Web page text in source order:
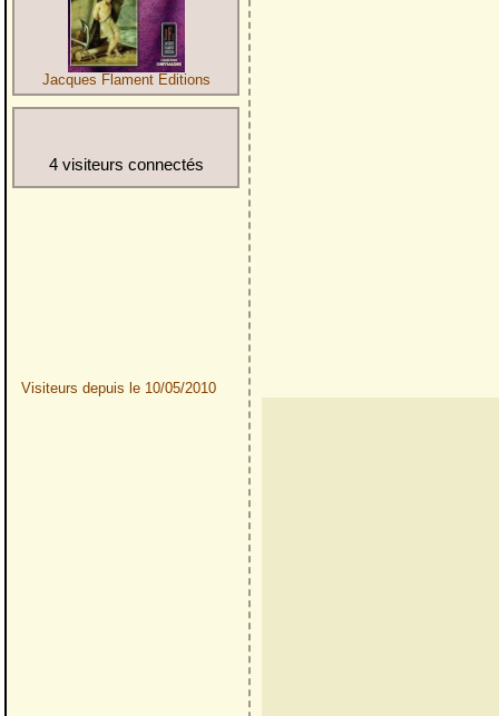
Jacques Flament Editions
4 visiteurs connectés
Visiteurs depuis le 10/05/2010